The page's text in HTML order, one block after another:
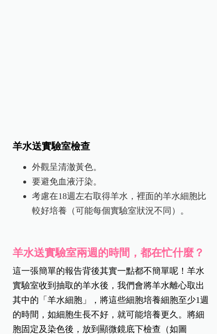
羊水送實驗室檢查
外觀呈清澈黃色。
要避免血液汙染。
考慮在18週左右取得羊水，裡面的羊水細胞比
較好培養（可能每個實驗室狀況不同）。
羊水送實驗室兩週的時間，都在忙什麼？
這一張簡單的報告背後其實一點都不簡單呢！羊水
實驗室收到抽取的羊水後，我們會將羊水離心取出
其中的「羊水細胞」， 將這些細胞培養細胞至少1週
的時間，如細胞生長不好，就可能培養更久。 將細
胞固定及染色後， 放到顯微鏡底下檢查（如圖